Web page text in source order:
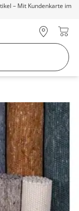
– Mit Kundenkarte im